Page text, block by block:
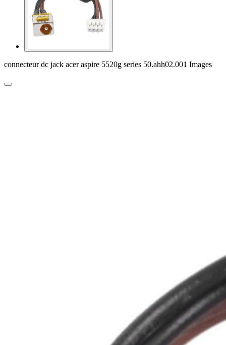
connecteur dc jack acer aspire 5520g series 50.ahh02.001 Images